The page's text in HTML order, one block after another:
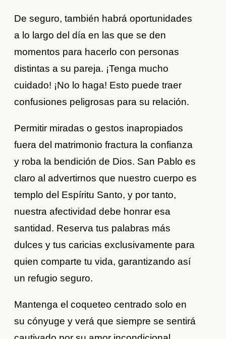
De seguro, también habrá oportunidades
a lo largo del día en las que se den
momentos para hacerlo con personas
distintas a su pareja. ¡Tenga mucho
cuidado! ¡No lo haga! Esto puede traer
confusiones peligrosas para su relación.
Permitir miradas o gestos inapropiados
fuera del matrimonio fractura la confianza
y roba la bendición de Dios. San Pablo es
claro al advertirnos que nuestro cuerpo es
templo del Espíritu Santo, y por tanto,
nuestra afectividad debe honrar esa
santidad. Reserva tus palabras más
dulces y tus caricias exclusivamente para
quien comparte tu vida, garantizando así
un refugio seguro.
Mantenga el coqueteo centrado solo en
su cónyuge y verá que siempre se sentirá